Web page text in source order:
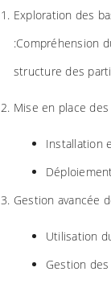
Exploration des
:Compréhension
structure des
Mise en place
Installation
Gestion avancée
Utilisation
Gestion